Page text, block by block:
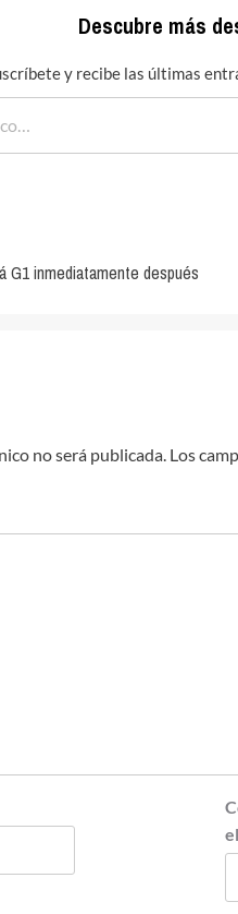
Descubre más
y recibe las últimas
G1 inmediatamente después
no será publicada. Los